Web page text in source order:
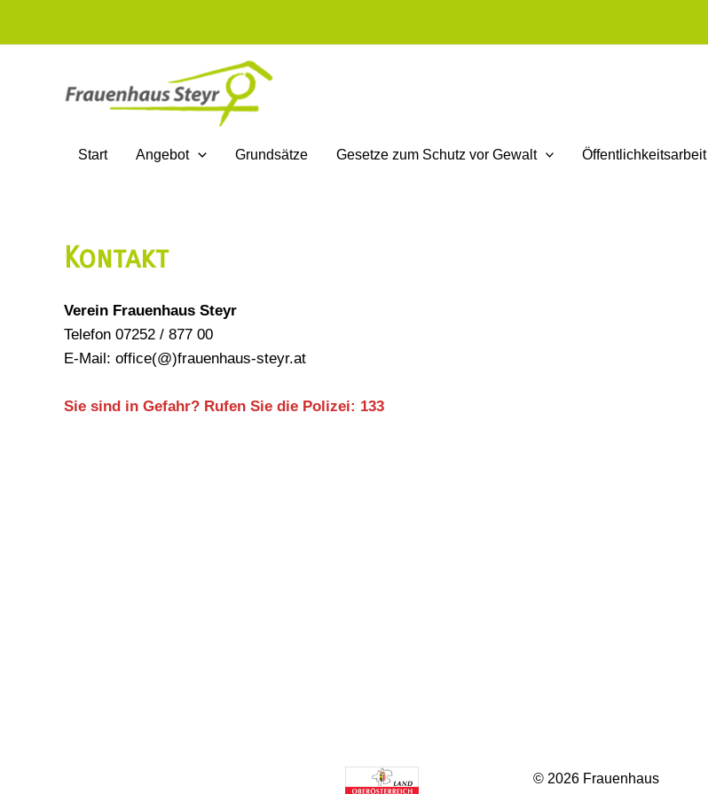
Start Angebot Grundsätze Gesetze zum Schutz vor Gewalt Öffentlichkeitsarbeit
Kontakt
Verein Frauenhaus Steyr
Telefon 07252 / 877 00
E-Mail: office(@)frauenhaus-steyr.at
Sie sind in Gefahr? Rufen Sie die Polizei: 133
© 2026 Frauenhaus